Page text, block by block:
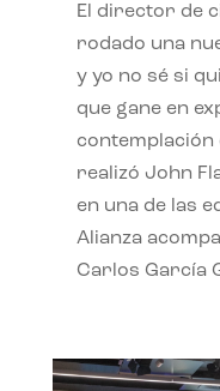
El director de
rodado una
y yo no sé si
que gane en
contemplación
realizó John
en una de las
Alianza
Carlos García